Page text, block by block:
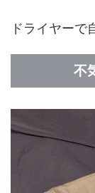
ドライヤーで
不